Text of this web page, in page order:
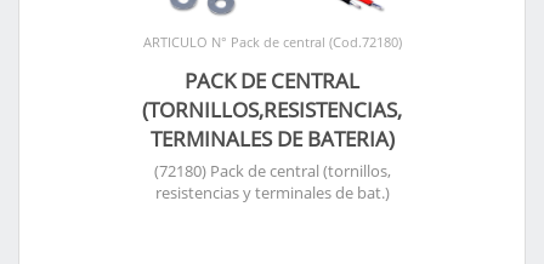
ARTICULO N° Pack de central (Cod.72180)
PACK DE CENTRAL
(TORNILLOS,RESISTENCIAS,
TERMINALES DE BATERIA)
(72180) Pack de central (tornillos,
resistencias y terminales de bat.)